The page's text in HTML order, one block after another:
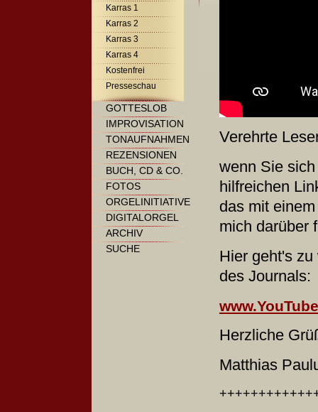
Karras 1
Karras 2
Karras 3
Karras 4
Kostenfrei
Presseschau
GOTTESLOB
IMPROVISATION
TONAUFNAHMEN
REZENSIONEN
BUCH, CD & CO.
FOTOS
ORGELINITIATIVE
DIGITALORGEL
ARCHIV
SUCHE
Verehrte
wenn Sie
hilfreichen
das mit
mich darüber
Hier geht's
des Journals:
Herzliche
Matthias